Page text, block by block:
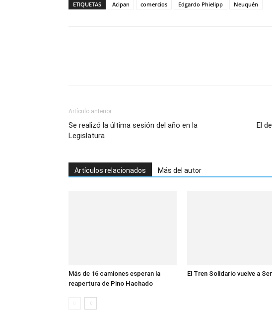
ETIQUETAS Acipan comercios Edgardo Phielipp Neuquén
Artículo anterior
Se realizó la última sesión del año en la
Legislatura
El
Artículos relacionados Más del autor
Más de 16 camiones esperan la
reapertura de Pino Hachado
El Tren Solidario vuelve a